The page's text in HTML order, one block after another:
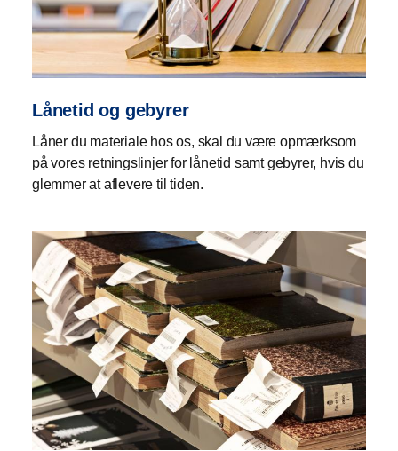
Lånetid og gebyrer
Låner du materiale hos os, skal du være opmærksom
på vores retningslinjer for lånetid samt gebyrer, hvis du
glemmer at aflevere til tiden.